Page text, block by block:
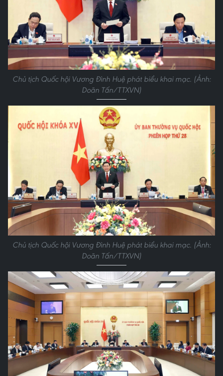
Chủ tịch Quốc hội Vương Đình Huệ phát biểu khai mạc. (Ảnh:
Doãn Tấn/TTXVN)
Chủ tịch Quốc hội Vương Đình Huệ phát biểu khai mạc. (Ảnh:
Doãn Tấn/TTXVN)